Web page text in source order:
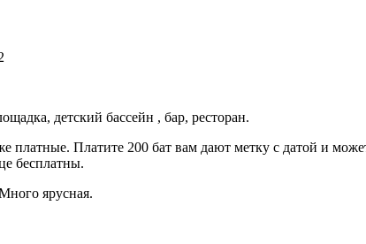
детский бассейн , бар, ресторан.
Платите 200 бат вам дают метку с датой и
бесплатны.
ярусная.